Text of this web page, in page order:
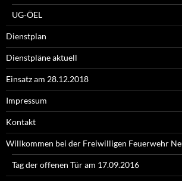
UG-ÖEL
Dienstplan
Dienstpläne aktuell
Einsatz am 28.12.2018
Impressum
Kontakt
Willkommen bei der Freiwilligen Feuerwehr
Tag der offenen Tür am 17.09.2016